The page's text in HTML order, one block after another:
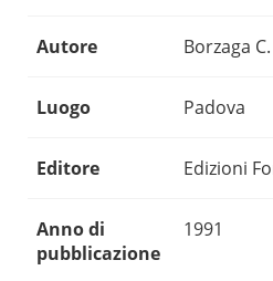
Autore Borzaga C.
Luogo Padova
Editore Edizioni
Anno di
pubblicazione
1991